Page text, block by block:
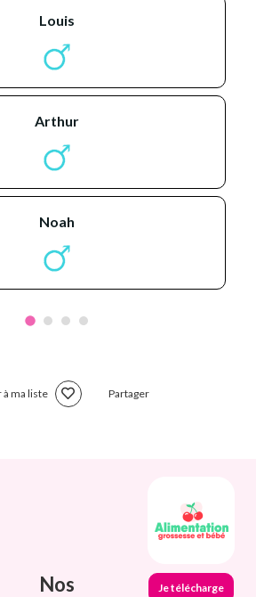
louis
arthur
noah
ma liste Partager
Nos
Je télécharge